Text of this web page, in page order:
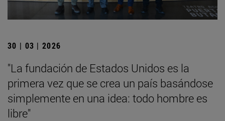
30 | 03 | 2026
"La fundación de Estados Unidos es la
primera vez que se crea un país basándose
simplemente en una idea: todo hombre es
libre"